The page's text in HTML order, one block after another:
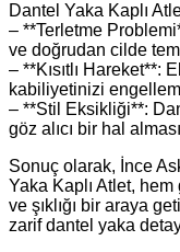
Dantel Yaka Kaplı
– **Terletme
ve doğrudan cilde
– **Kısıtlı Hareket**:
kabiliyetinizi
– **Stil Eksikliği**:
göz alıcı bir hal
Sonuç olarak, İnce
Yaka Kaplı Atlet,
ve şıklığı bir araya
zarif dantel yaka